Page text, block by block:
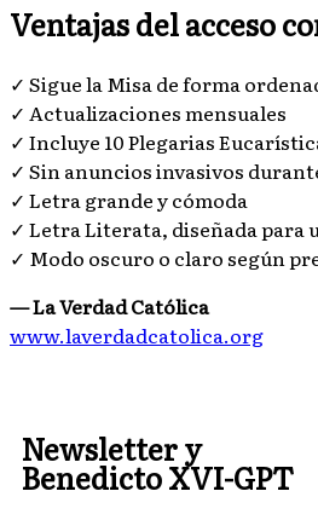
Ventajas del acceso
✓ Sigue la Misa de forma
✓ Actualizaciones mensuales
✓ Incluye 10 Plegarias
✓ Sin anuncios invasivos
✓ Letra grande y cómoda
✓ Letra Literata, diseñada para
✓ Modo oscuro o claro según
— La Verdad Católica
www.laverdadcatolica.org
Newsletter y
Benedicto XVI-GPT